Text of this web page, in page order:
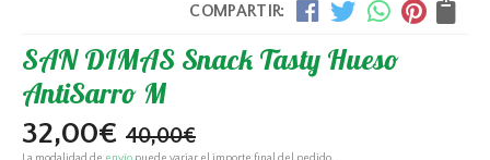
COMPARTIR:
SAN DIMAS Snack Tasty Hueso
AntiSarro M
32,00€ 40,00€